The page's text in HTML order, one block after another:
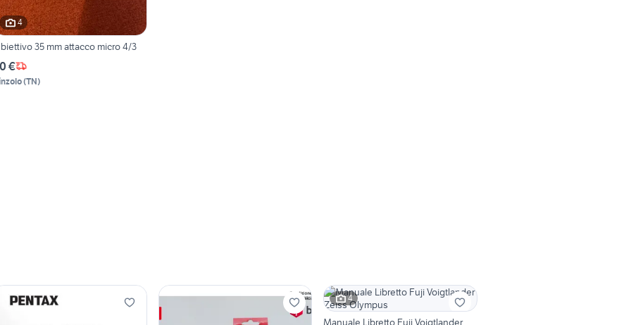
4
35 mm attacco micro 4/3
€
(TN)
4
Manuale Libretto Fuji Voigtlander